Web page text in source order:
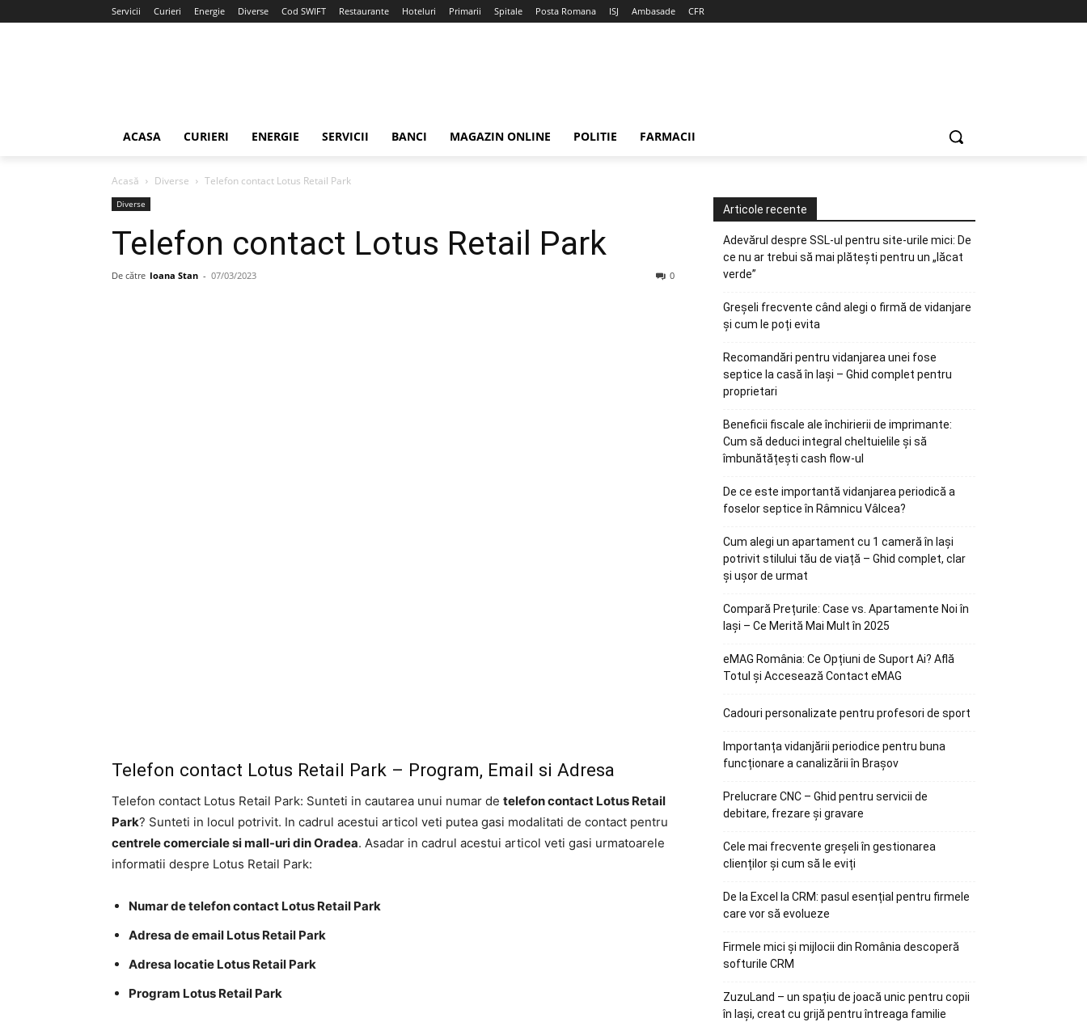
Servicii Curieri Energie Diverse Cod SWIFT Restaurante Hoteluri Primarii Spitale Posta Romana ISJ Ambasade CFR
ACASA CURIERI ENERGIE SERVICII BANCI MAGAZIN ONLINE POLITIE FARMACII
Acasă Diverse Telefon contact Lotus Retail Park
Diverse
Telefon contact Lotus Retail Park
De către Ioana Stan - 07/03/2023 0
Telefon contact Lotus Retail Park – Program, Email si Adresa
Telefon contact Lotus Retail Park: Sunteti in cautarea unui numar de telefon contact Lotus Retail
Park? Sunteti in locul potrivit. In cadrul acestui articol veti putea gasi modalitati de contact pentru
centrele comerciale si mall-uri din Oradea. Asadar in cadrul acestui articol veti gasi urmatoarele
informatii despre Lotus Retail Park:
Numar de telefon contact Lotus Retail Park
Adresa de email Lotus Retail Park
Adresa locatie Lotus Retail Park
Program Lotus Retail Park
Articole recente
Adevărul despre SSL-ul pentru site-urile mici: De
ce nu ar trebui să mai plătești pentru un „lăcat
verde”
Greșeli frecvente când alegi o firmă de vidanjare
și cum le poți evita
Recomandări pentru vidanjarea unei fose
septice la casă în Iași – Ghid complet pentru
proprietari
Beneficii fiscale ale închirierii de imprimante:
Cum să deduci integral cheltuielile și să
îmbunătățești cash flow-ul
De ce este importantă vidanjarea periodică a
foselor septice în Râmnicu Vâlcea?
Cum alegi un apartament cu 1 cameră în Iași
potrivit stilului tău de viață – Ghid complet, clar
și ușor de urmat
Compară Prețurile: Case vs. Apartamente Noi în
Iași – Ce Merită Mai Mult în 2025
eMAG România: Ce Opțiuni de Suport Ai? Află
Totul și Accesează Contact eMAG
Cadouri personalizate pentru profesori de sport
Importanța vidanjării periodice pentru buna
funcționare a canalizării în Brașov
Prelucrare CNC – Ghid pentru servicii de
debitare, frezare și gravare
Cele mai frecvente greșeli în gestionarea
clienților și cum să le eviți
De la Excel la CRM: pasul esențial pentru firmele
care vor să evolueze
Firmele mici și mijlocii din România descoperă
softurile CRM
ZuzuLand – un spațiu de joacă unic pentru copii
în Iași, creat cu grijă pentru întreaga familie